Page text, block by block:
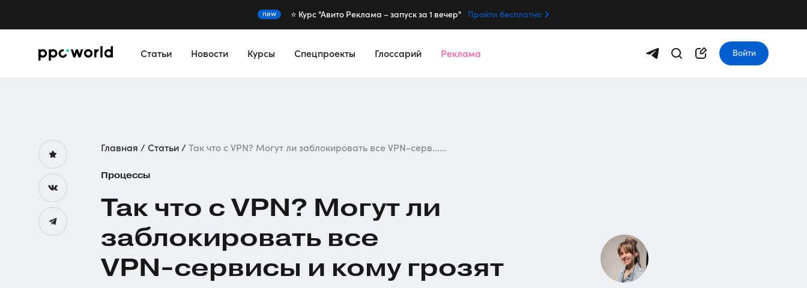
new ⭐️ Курс "Авито Реклама – запуск за 1 вечер" Пройти бесплатно
Статьи Новости Курсы Спецпроекты Глоссарий Реклама Войти
Главная Статьи Так что с VPN? Могут ли заблокировать все VPN-серв......
Процессы
Так что с VPN? Могут ли
заблокировать все
VPN-сервисы и кому грозят